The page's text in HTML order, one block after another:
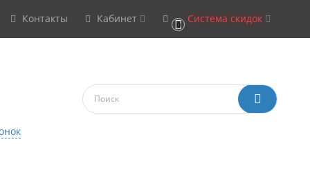
Контакты Кабинет 0 Система скидок